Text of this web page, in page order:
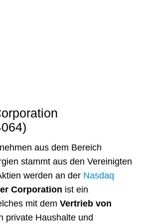
aus dem Bereich
stammt aus den Vereinigten
werden an der Nasdaq
Corporation ist ein
mit dem Vertrieb von
private Haushalte und